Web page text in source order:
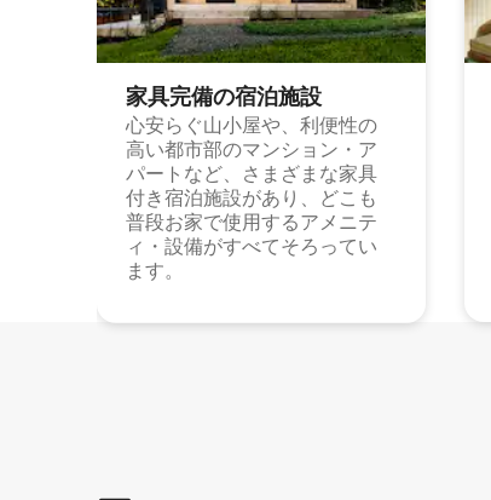
家具完備の宿⁠泊⁠施⁠設
心安らぐ山小屋や、利便性の
高い都市部のマンション・ア
パートなど、さまざまな家具
付き宿泊施設があり、どこも
普段お家で使用するアメニテ
ィ・設備がすべてそろってい
ます。